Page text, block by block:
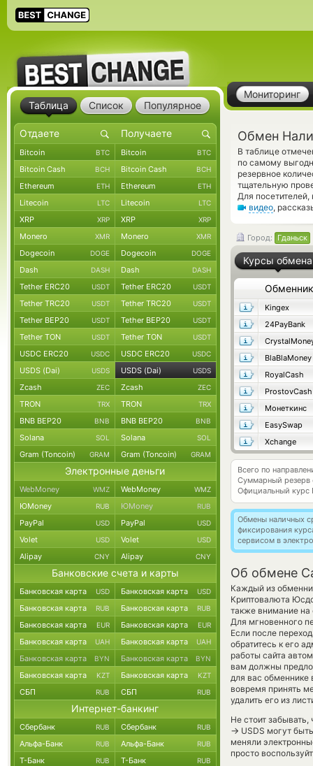
Мониторинг
Обмен
В таблице
по самому
резервное
тщательную
Для
видео,
Город: Гданьск
Курсы обмена
Обменник
Kingex
24PayBank
BlaBlaMoney
RoyalCash
ProstovCash
Монеткинс
EasySwap
Xchange
Всего по
Суммарный резерв
Официальный курс
Обмены наличных
фиксирования
сервисом в
Об обмене
Каждый из
Криптовалюта
также внимание на
Для мгновенного
Если после
обратитесь к его
работы сайта
вам должны
для вас
вовремя принять
удалить его из
Не стоит
→ USDS могут
меняли
просто
Таблица Список Популярное
Bitcoin BTC Bitcoin BTC
Bitcoin Cash BCH Bitcoin Cash BCH
Ethereum ETH Ethereum ETH
Litecoin LTC Litecoin LTC
XRP XRP XRP XRP
Monero XMR Monero XMR
Dogecoin DOGE Dogecoin DOGE
Dash DASH Dash DASH
Tether ERC20 USDT Tether ERC20 USDT
Tether TRC20 USDT Tether TRC20 USDT
Tether BEP20 USDT Tether BEP20 USDT
Tether TON USDT Tether TON USDT
USDC ERC20 USDC USDC ERC20 USDC
USDS (Dai) USDS USDS (Dai) USDS
Zcash ZEC Zcash ZEC
TRON TRX TRON TRX
BNB BEP20 BNB BNB BEP20 BNB
Solana SOL Solana SOL
Gram (Toncoin) GRAM Gram (Toncoin) GRAM
Электронные деньги
WebMoney WMZ WebMoney WMZ
ЮMoney RUB ЮMoney RUB
PayPal USD PayPal USD
Volet USD Volet USD
Alipay CNY Alipay CNY
Банковские счета и карты
Банковская карта USD Банковская карта USD
Банковская карта RUB Банковская карта RUB
Банковская карта EUR Банковская карта EUR
Банковская карта UAH Банковская карта UAH
Банковская карта BYN Банковская карта BYN
Банковская карта KZT Банковская карта KZT
СБП RUB СБП RUB
Интернет-банкинг
Сбербанк RUB Сбербанк RUB
Альфа-Банк RUB Альфа-Банк RUB
Т-Банк RUB Т-Банк RUB